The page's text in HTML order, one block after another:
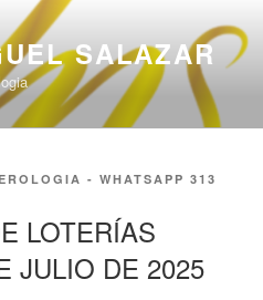
SALAZAR
- WHATSAPP 313
LOTERÍAS
JULIO DE 2025